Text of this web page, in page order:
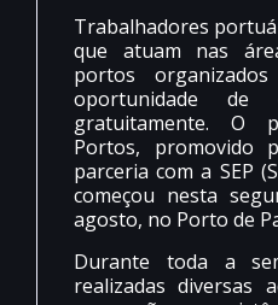
Trabalhadores
que atuam nas
portos
oportunidade de
gratuitamente. O
Portos, promovido
parceria com a SEP
começou nesta
agosto, no Porto de
Durante toda a
realizadas diversas